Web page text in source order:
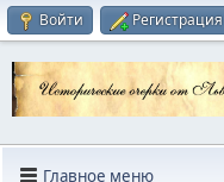
Войти Регистрация
Главное меню